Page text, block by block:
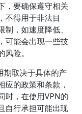
，要确保遵守相关
不得用于非法目
，如速度降低、
可能会出现一些技
险。
期取决于具体的产
的政策和条款，
时，在使用VPN的
自行承担可能出现